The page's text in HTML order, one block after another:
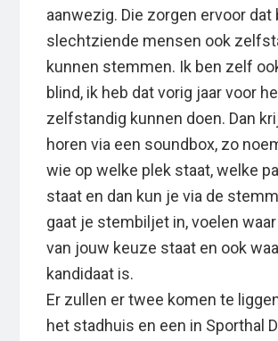
aanwezig. Die zorgen ervoor dat
slechtziende mensen ook
kunnen stemmen. Ik ben zelf
blind, ik heb dat vorig jaar voor
zelfstandig kunnen doen. Dan
horen via een soundbox, zo
wie op welke plek staat, welke
staat en dan kun je via de
gaat je stembiljet in, voelen
van jouw keuze staat en ook
kandidaat is.
Er zullen er twee komen te
het stadhuis en een in Sporthal